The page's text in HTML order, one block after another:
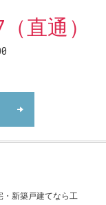
直通）
・新築戸建てなら工